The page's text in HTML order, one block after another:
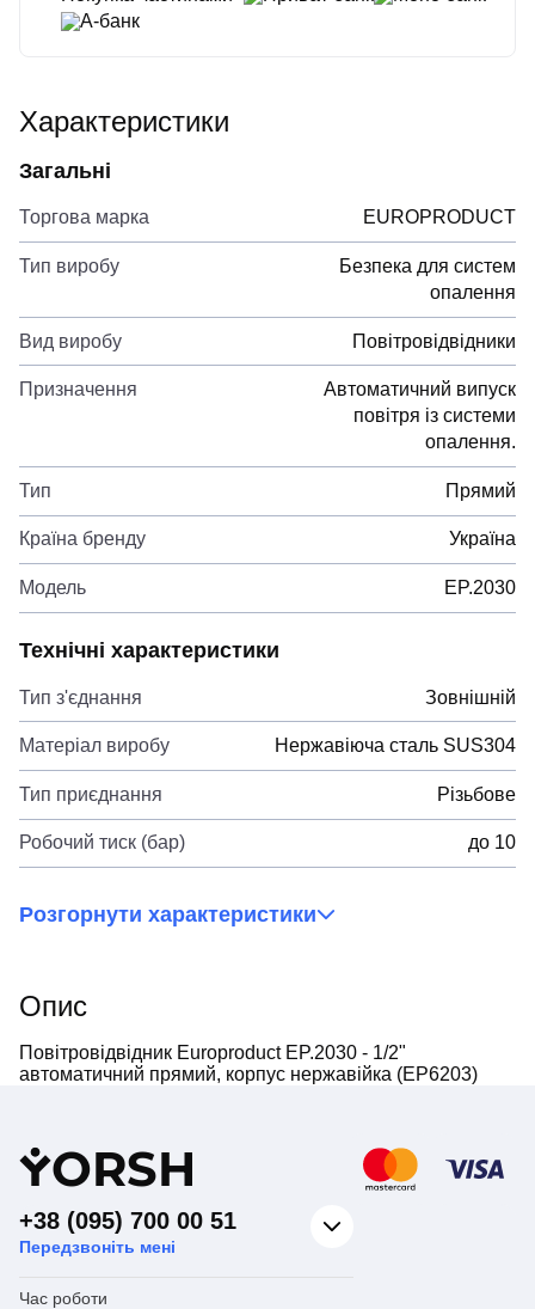
А-банк
Характеристики
Загальні
Торгова марка EUROPRODUCT
Тип виробу
Безпека для систем
опалення
Вид виробу Повітровідвідники
Призначення
Автоматичний випуск
повітря із системи
опалення.
Тип Прямий
Країна бренду Україна
Модель EP.2030
Технічні характеристики
Тип з'єднання Зовнішній
Матеріал виробу Нержавіюча сталь SUS304
Тип приєднання Різьбове
Робочий тиск (бар) до 10
Розгорнути характеристики
Опис
Повітровідвідник Europroduct EP.2030 - 1/2"
автоматичний прямий, корпус нержавійка (EP6203)
YORSH
+38 (095) 700 00 51
Передзвоніть мені
Час роботи